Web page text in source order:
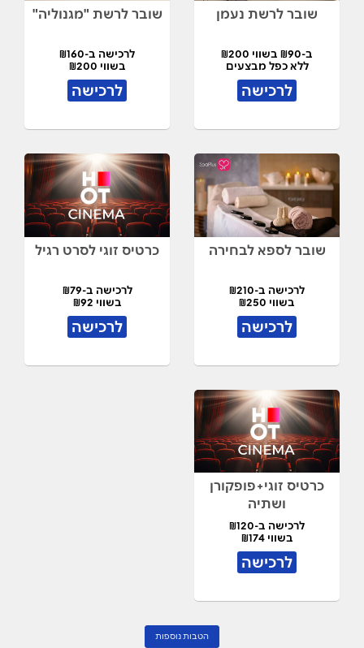
שובר לרשת נעמן
ב-₪90 בשווי ₪200
ללא כפל מבצעים
לרכישה
שובר לרשת "מגנוליה"
לרכישה ב-₪160
בשווי ₪200
לרכישה
שובר לספא לבחירה
לרכישה ב-₪210
בשווי ₪250
לרכישה
כרטיס זוגי לסרט רגיל
לרכישה ב-₪79
בשווי ₪92
לרכישה
כרטיס זוגי+פופקורן
ושתיה
לרכישה ב-₪120
בשווי ₪174
לרכישה
הטבות נוספות